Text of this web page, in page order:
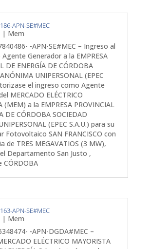
APN-SE#MEC
| Mem
-APN-SE#MEC – Ingreso al
Generador a la EMPRESA
DE ENERGÍA DE CÓRDOBA
UNIPERSONAL (EPEC
el ingreso como Agente
MERCADO ELÉCTRICO
(MEM) a la EMPRESA PROVINCIAL
DE CÓRDOBA SOCIEDAD
(EPEC S.A.U.) para su
Fotovoltaico SAN FRANCISCO con
de TRES MEGAVATIOS (3 MW),
Departamento San Justo ,
CÓRDOBA
APN-SE#MEC
| Mem
-APN-DGDA#MEC –
ELÉCTRICO MAYORISTA